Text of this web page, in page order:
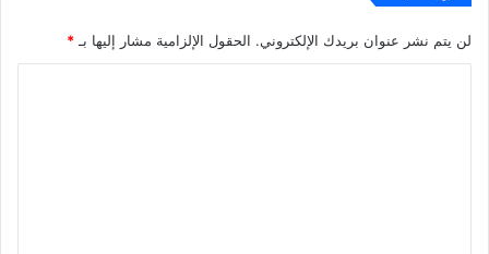
لن يتم نشر عنوان بريدك الإلكتروني. الحقول الإلزامية مشار إليها بـ*